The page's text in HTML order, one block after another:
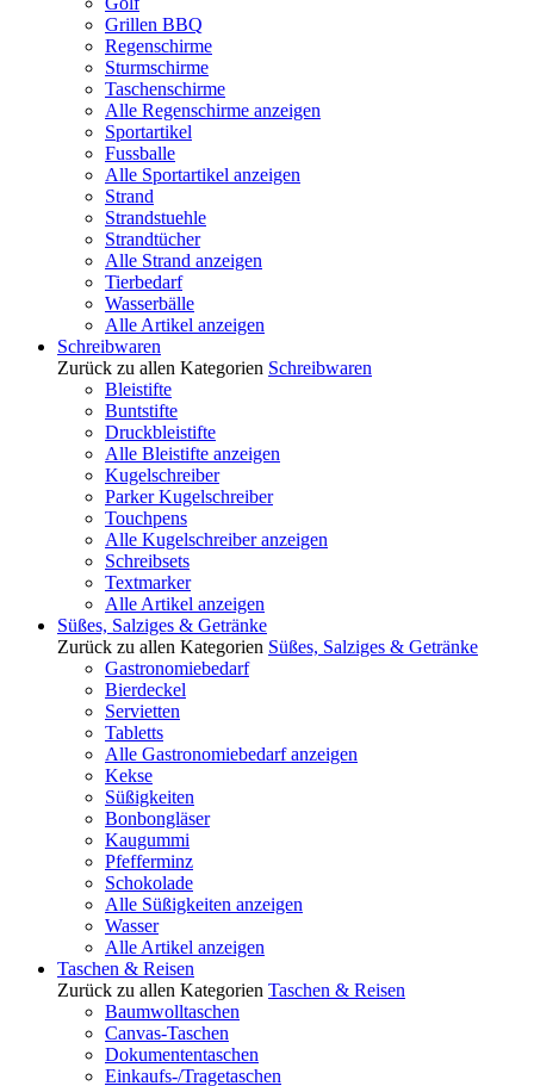
Grillen BBQ
Regenschirme
Sturmschirme
Taschenschirme
Alle Regenschirme anzeigen
Sportartikel
Fussballe
Alle Sportartikel anzeigen
Strand
Strandstuehle
Strandtücher
Alle Strand anzeigen
Tierbedarf
Wasserbälle
Alle Artikel anzeigen
Schreibwaren
Zurück zu allen Kategorien Schreibwaren
Bleistifte
Buntstifte
Druckbleistifte
Alle Bleistifte anzeigen
Kugelschreiber
Parker Kugelschreiber
Touchpens
Alle Kugelschreiber anzeigen
Schreibsets
Textmarker
Alle Artikel anzeigen
Süßes, Salziges & Getränke
Zurück zu allen Kategorien Süßes, Salziges & Getränke
Gastronomiebedarf
Bierdeckel
Servietten
Tabletts
Alle Gastronomiebedarf anzeigen
Kekse
Süßigkeiten
Bonbongläser
Kaugummi
Pfefferminz
Schokolade
Alle Süßigkeiten anzeigen
Wasser
Alle Artikel anzeigen
Taschen & Reisen
Zurück zu allen Kategorien Taschen & Reisen
Baumwolltaschen
Canvas-Taschen
Dokumententaschen
Einkaufs-/Tragetaschen